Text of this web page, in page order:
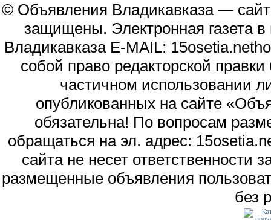
© Объявления Владикавказа —
защищены. Электронная газета
Владикавказа E-MAIL:
собой право редакторской
частичном использовании
опубликованных на сайте
обязательна! По вопросам
обращаться на эл. адрес:
сайта не несет
размещенные объявления
без